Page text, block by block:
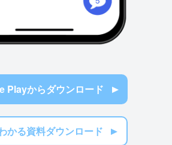
Playからダウンロード
かる資料ダウンロード